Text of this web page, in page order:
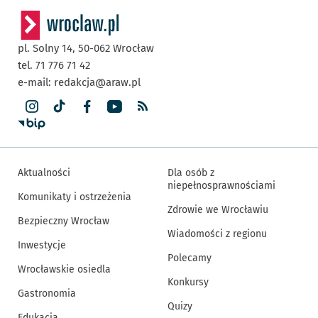
pl. Solny 14, 50-062 Wrocław
tel. 71 776 71 42
e-mail: redakcja@araw.pl
Aktualności
Komunikaty i ostrzeżenia
Bezpieczny Wrocław
Inwestycje
Wrocławskie osiedla
Gastronomia
Dla osób z
niepełnosprawnościami
Zdrowie we Wrocławiu
Wiadomości z regionu
Polecamy
Konkursy
Quizy